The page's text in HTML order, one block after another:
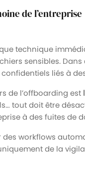
de l’entreprise
technique
sensibles.
liés à
de l’offboarding est
tout doit être
à des fuites de
workflows
de la